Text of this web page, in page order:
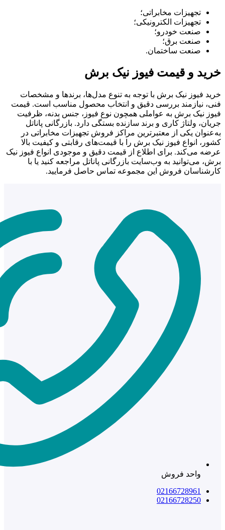
تجهیزات مخابراتی؛
تجهیزات الکترونیکی؛
صنعت خودرو؛
صنعت برق؛
صنعت ساختمان.
خرید و قیمت فیوز نیک برش
خرید فیوز نیک برش با توجه به تنوع مدل‌ها، برندها و مشخصات
فنی، نیازمند بررسی دقیق و انتخاب محصول مناسب است. قیمت
فیوز نیک برش به عواملی همچون نوع فیوز، جنس بدنه، ظرفیت
جریان، ولتاژ کاری و برند سازنده بستگی دارد. بازرگانی پاناتل
به‌عنوان یکی از معتبرترین مراکز فروش تجهیزات مخابراتی در
کشور، انواع فیوز نیک برش را با قیمت‌های رقابتی و کیفیت بالا
عرضه می‌کند. برای اطلاع از قیمت دقیق و موجودی انواع فیوز نیک
برش، می‌توانید به وب‌سایت بازرگانی پاناتل مراجعه کنید یا با
کارشناسان فروش این مجموعه تماس حاصل فرمایید.
واحد فروش
02166728961
02166728250